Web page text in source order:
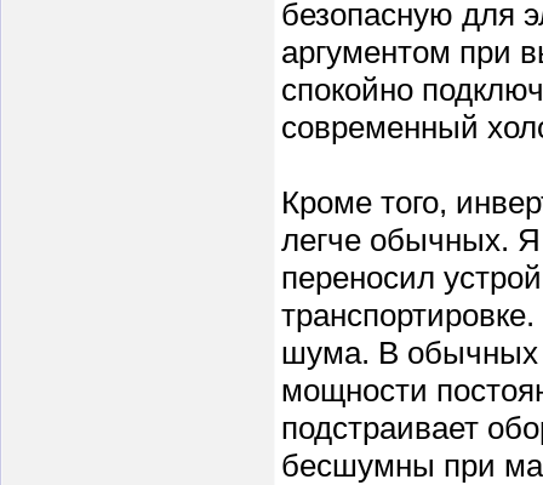
безопасную для
аргументом при
спокойно
современный
Кроме того,
легче обычных. Я
переносил
шума. В обычных
мощности
подстраивает
бесшумны при